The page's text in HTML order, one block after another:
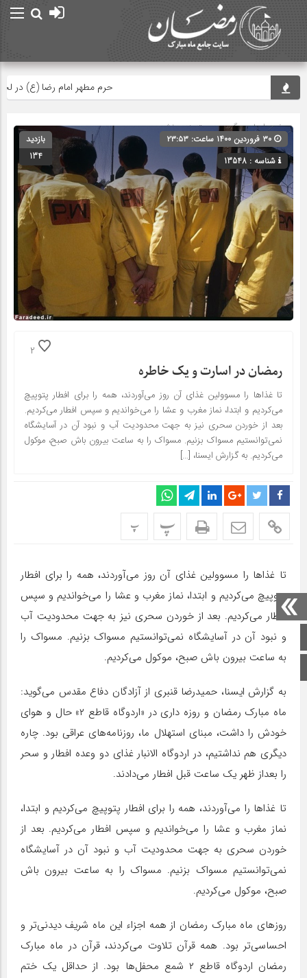
صفحه اصلی
اینستاگرام
حرم مطهر امام رضا (ع) در لحظه
صفحه اصلی» گروه » دسته‌بندی نشده
شناسه : 13548
بازدید
134
2
رمضان در اسارت و یک خاطره
تا غذاها را مسوولین غذای آن روز می‌آوردند، همه‌ را برای افطار پتوپیچ
می‌کردیم و ابتدا، نماز مغرب و عشا را می‌خواندیم و سپس افطار می‌کردیم.
بعد از خوردن سحری نیز به جهت محدودیت آب و نبود آن در آسایشگاه
نمی‌توانستیم مسواک بزنیم. مسواک را به ساعت بیرون باش صبح، موکول
می‌کردیم. به گزارش ایسنا، […]
پ پ
تا غذاها را مسوولین غذای آن روز می‌آوردند، همه‌ را برای افطار
پتوپیچ می‌کردیم و ابتدا، نماز مغرب و عشا را می‌خواندیم و سپس
افطار می‌کردیم. بعد از خوردن سحری نیز به جهت محدودیت آب
و نبود آن در آسایشگاه نمی‌توانستیم مسواک بزنیم. مسواک را
به ساعت بیرون باش صبح، موکول می‌کردیم.
به گزارش ایسنا، حمیدرضا قنبری از آزادگان دفاع مقدس می‌گوید:
ماه مبارک رمضان و روزه داری در «اردوگاه قاطع ۲» حال و هوای
خودش را داشت، مبنای استهلال ما، روزنامه‌های عراقی بود. چاره
دیگری هم نداشتیم، در اردوگاه الانبار غذای دو وعده افطار و سحر
را بعداز ظهر یک ساعت قبل افطار می‌دادند.
تا غذاها را می‌آوردند، همه‌ را برای افطار پتوپیچ می‌کردیم و ابتدا،
نماز مغرب و عشا را می‌خواندیم و سپس افطار می‌کردیم. بعد از
خوردن سحری به جهت محدودیت آب و نبود آن در آسایشگاه
نمی‌توانستیم مسواک بزنیم. مسواک را به ساعت بیرون باش
صبح، موکول می‌کردیم.
روزهای ماه مبارک رمضان از همه اجزاء این ماه شریف دیدنی‌تر و
احساسی‌تر بود. همه قرآن تلاوت می‌کردند، قرآن در ماه مبارک
رمضان اردوگاه قاطع ۲ شمع محفل‌ها بود. از حداقل یک ختم